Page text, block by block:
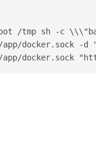
/tmp sh -c
docker.sock
docker.sock